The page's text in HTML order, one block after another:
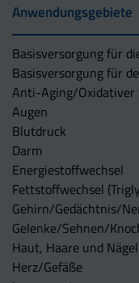
Anwendungsgebiete
Basisversorgung für
Basisversorgung für
Anti-Aging/Oxidativer
Augen
Blutdruck
Darm
Energiestoffwechsel
Fettstoffwechsel
Gehirn/Gedächtnis/
Gelenke/Sehnen/
Haut, Haare und Nägel
Herz/Gefäße